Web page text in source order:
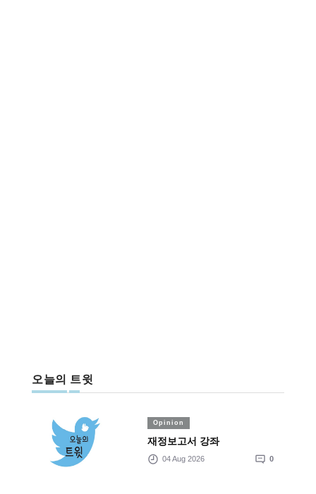
오늘의 트윗
Opinion
재정보고서 강좌
04 Aug 2026 0